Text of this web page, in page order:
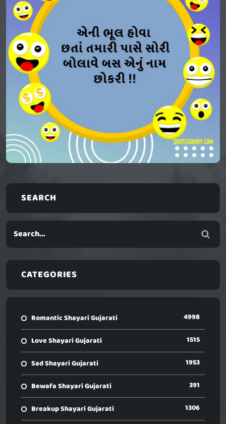
SEARCH
CATEGORIES
Romantic Shayari Gujarati 4998
Love Shayari Gujarati 1515
Sad Shayari Gujarati 1953
Bewafa Shayari Gujarati 391
Breakup Shayari Gujarati 1306